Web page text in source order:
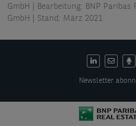
GmbH | Bearbeitung: BNP Paribas
GmbH | Stand: März 2021
Newsletter